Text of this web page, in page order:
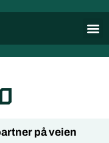
på veien